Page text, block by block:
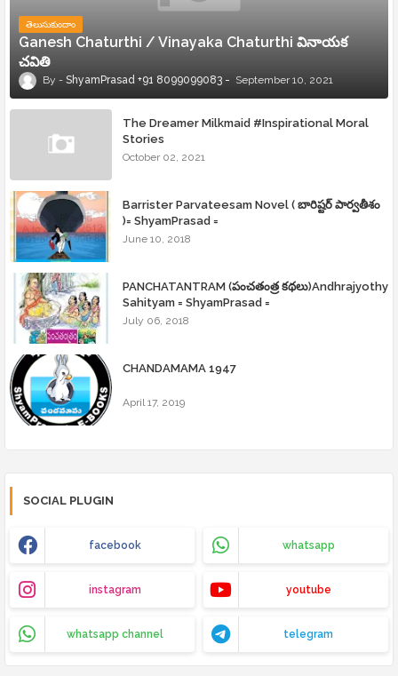
తెలుసుకుందాం
Ganesh Chaturthi / Vinayaka Chaturthi వినాయక
చవితి
ShyamPrasad +91 8099099083 September 10, 2021
The Dreamer Milkmaid #Inspirational Moral
Stories
October 02, 2021
Barrister Parvateesam Novel ( బారిష్టర్ పార్వతీశం
)= ShyamPrasad =
June 10, 2018
PANCHATANTRAM (పంచతంత్ర కథలు)Andhrajyothy
Sahityam = ShyamPrasad =
July 06, 2018
CHANDAMAMA 1947
April 17, 2019
SOCIAL PLUGIN
facebook whatsapp
instagram youtube
whatsapp channel telegram